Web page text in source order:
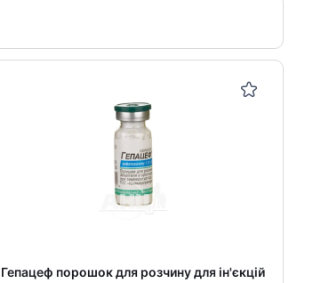
Гепацеф порошок для розчину для ін'єкцій